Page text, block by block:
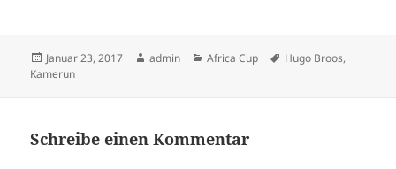
Veröffentlicht
am
Januar 23, 2017 Autor
admin Kategorien
Africa Cup Schlagwörter
Hugo Broos,
Kamerun
Schreibe einen Kommentar